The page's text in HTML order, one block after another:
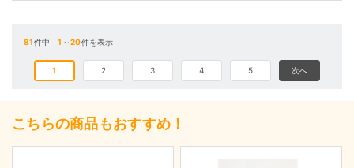
81件中1 ～20件を表示
1 2 3 4 5 次へ
こちらの商品もおすすめ！